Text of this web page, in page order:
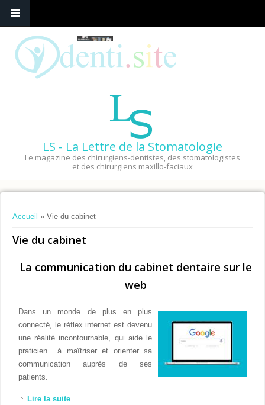
LS - La Lettre de la Stomatologie
Le magazine des chirurgiens-dentistes, des stomatologistes
et des chirurgiens maxillo-faciaux
Vous êtes ici
Accueil » Vie du cabinet
Vie du cabinet
La communication du cabinet dentaire sur le
web
Dans un monde de plus en plus
connecté, le réflex internet est devenu
une réalité incontournable, qui aide le
praticien à maîtriser et orienter sa
communication auprès de ses
patients.
Lire la suite